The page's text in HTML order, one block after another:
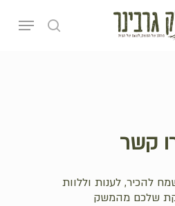
search
Menu
סגירה
קשר
להכיר, לענות וללוות
שלכם מהמשק